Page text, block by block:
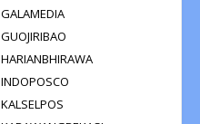
GALAMEDIA
GUOJIRIBAO
HARIANBHIRAWA
INDOPOSCO
KALSELPOS